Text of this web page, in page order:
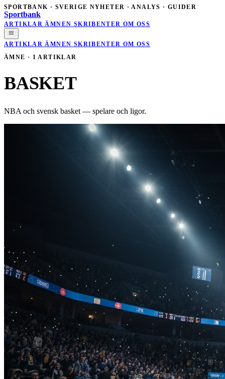
SPORTBANK · SVERIGE NYHETER · ANALYS · GUIDER
Sportbank
ARTIKLAR ÄMNEN SKRIBENTER OM OSS
ARTIKLAR ÄMNEN SKRIBENTER OM OSS
ÄMNE · 1 ARTIKLAR
BASKET
NBA och svensk basket — spelare och ligor.